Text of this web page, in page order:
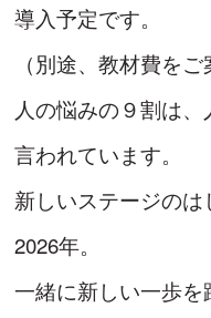
導入予定です。
（別途、教材費を
人の悩みの９割は
言われています。
新しいステージの
2026年。
一緒に新しい一歩を